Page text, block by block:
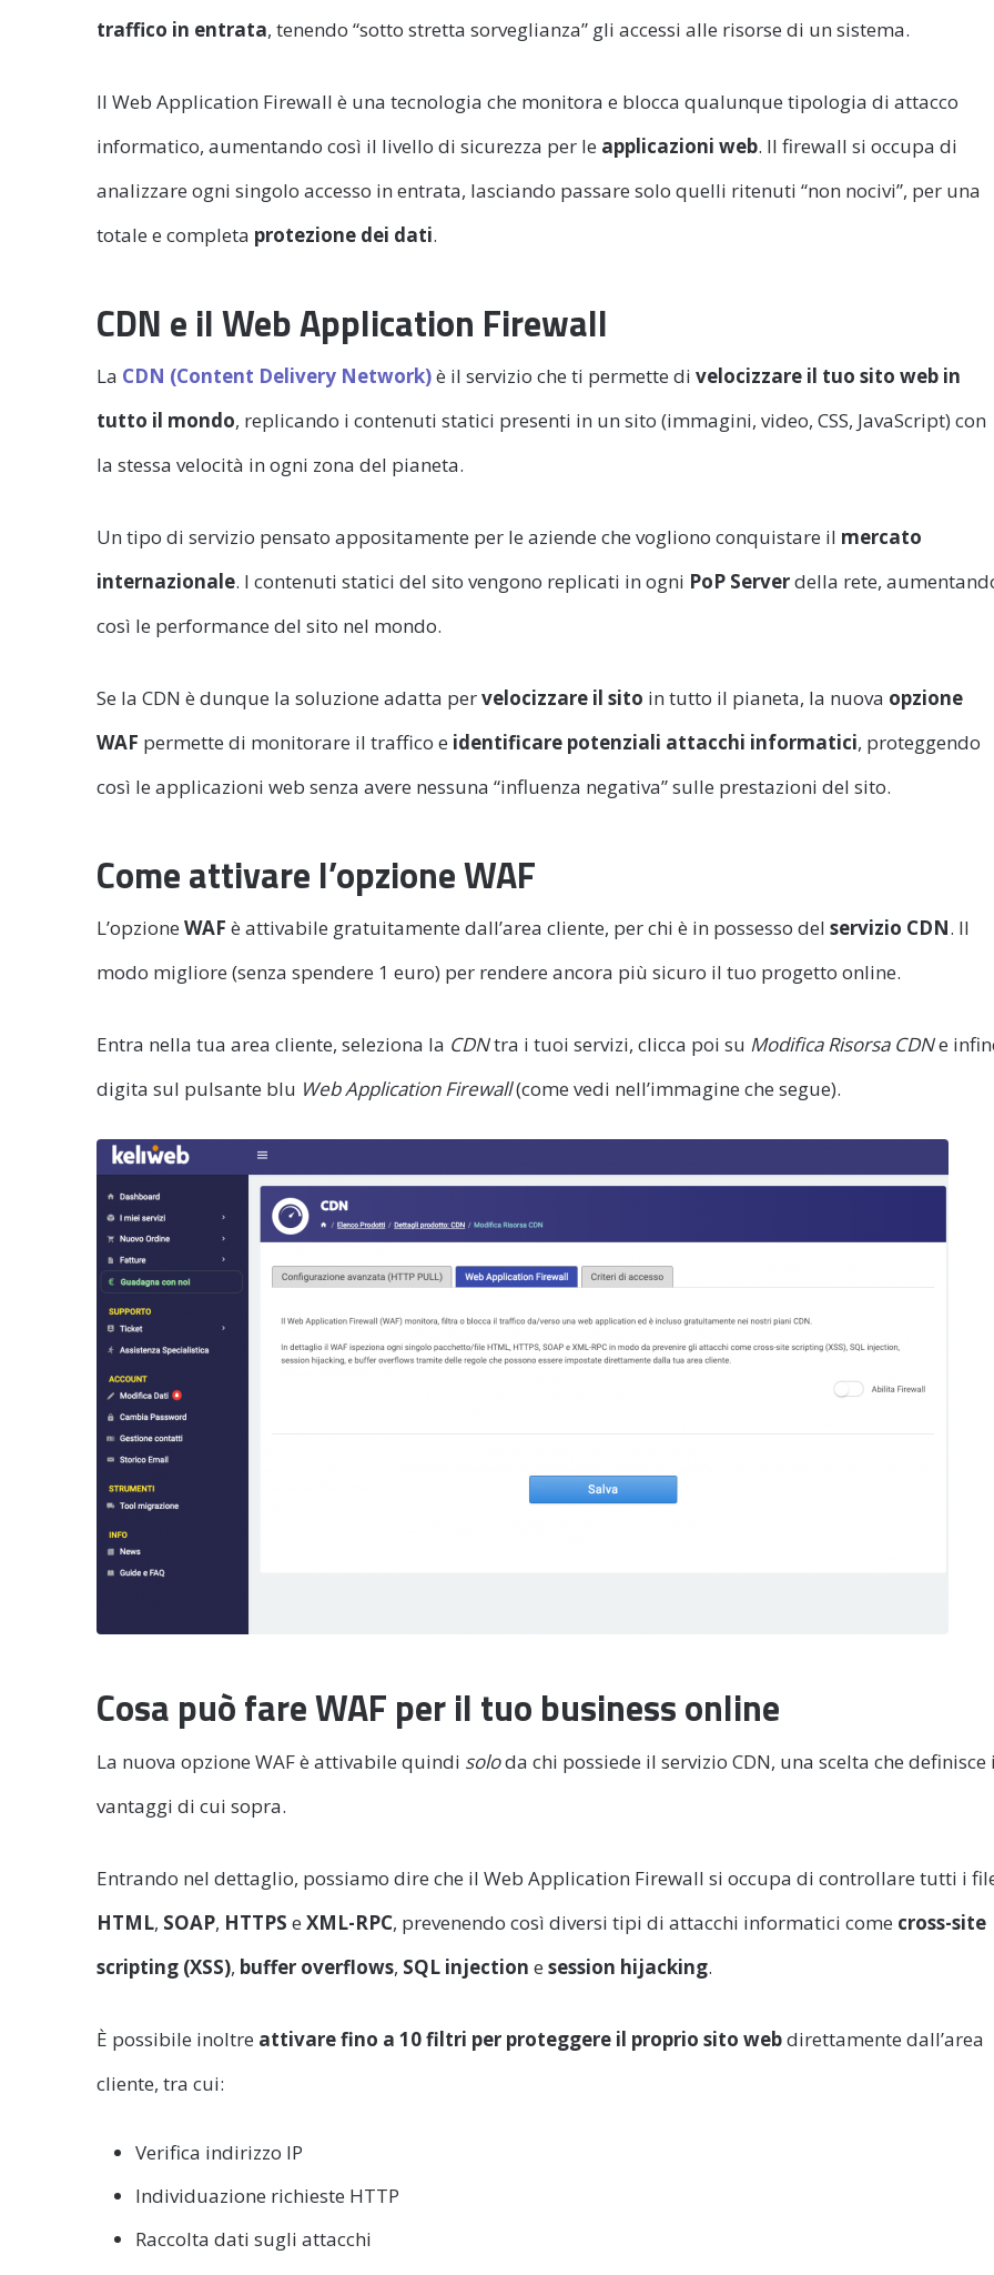
traffico in entrata, tenendo “sotto stretta sorveglianza” gli accessi alle risorse di un sistema.
Il Web Application Firewall è una tecnologia che monitora e blocca qualunque tipologia di attacco
informatico, aumentando così il livello di sicurezza per le applicazioni web. Il firewall si occupa di
analizzare ogni singolo accesso in entrata, lasciando passare solo quelli ritenuti “non nocivi”, per una
totale e completa protezione dei dati.
CDN e il Web Application Firewall
La CDN (Content Delivery Network)è il servizio che ti permette di velocizzare il tuo sito web in
tutto il mondo, replicando i contenuti statici presenti in un sito (immagini, video, CSS, JavaScript) con
la stessa velocità in ogni zona del pianeta.
Un tipo di servizio pensato appositamente per le aziende che vogliono conquistare il mercato
internazionale. I contenuti statici del sito vengono replicati in ogni PoP Serverdella rete,
così le performance del sito nel mondo.
Se la CDN è dunque la soluzione adatta pervelocizzare il sito in tutto il pianeta, la nuova opzione
WAF permette di monitorare il traffico e identificare potenziali attacchi informatici, proteggendo
così le applicazioni web senza avere nessuna “influenza negativa” sulle prestazioni del sito.
Come attivare l’opzione WAF
L’opzione WAF è attivabile gratuitamente dall’area cliente, per chi è in possesso del servizio CDN. Il
modo migliore (senza spendere 1 euro) per rendere ancora più sicuro il tuo progetto online.
Entra nella tua area cliente, seleziona la CDNtra i tuoi servizi, clicca poi su Modifica Risorsa CDNe
digita sul pulsante blu Web Application Firewall(come vedi nell’immagine che segue).
Cosa può fare WAF per il tuo business online
La nuova opzione WAF è attivabile quindi soloda chi possiede il servizio CDN, una scelta che definisce
vantaggi di cui sopra.
Entrando nel dettaglio, possiamo dire che il Web Application Firewall si occupa di controllare tutti i
HTML, SOAP, HTTPS e XML-RPC, prevenendo così diversi tipi di attacchi informatici come cross-site
scripting (XSS), buffer overflows, SQL injection e session hijacking.
È possibile inoltre attivare fino a 10 filtri per proteggere il proprio sito webdirettamente dall’area
cliente, tra cui:
Verifica indirizzo IP
Individuazione richieste HTTP
Raccolta dati sugli attacchi